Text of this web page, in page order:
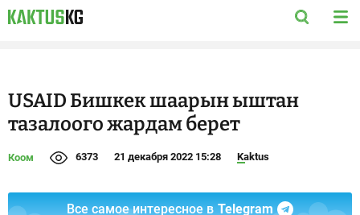
USAID Бишкек шаарын ыштан
тазалоого жардам берет
Коом 6373 21 декабря 2022 15:28 Kaktus
Все самое интересное в Telegram